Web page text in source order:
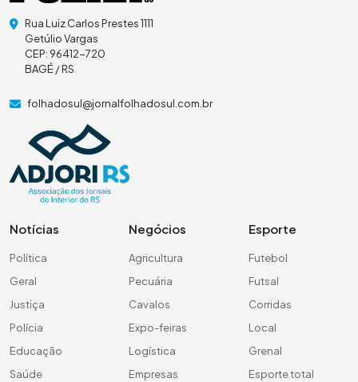
Rua Luiz Carlos Prestes 1111
Getúlio Vargas
CEP: 96412-720
BAGÉ / RS
folhadosul@jornalfolhadosul.com.br
Notícias
Política
Geral
Justiça
Polícia
Educação
Saúde
Negócios
Agricultura
Pecuária
Cavalos
Expo-feiras
Logística
Empresas
Esporte
Futebol
Futsal
Corridas
Local
Grenal
Esporte total